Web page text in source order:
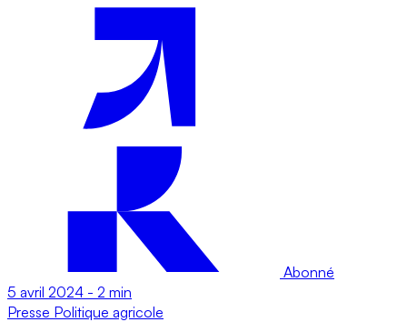
Abonné
5 avril 2024 - 2 min
Presse Politique agricole